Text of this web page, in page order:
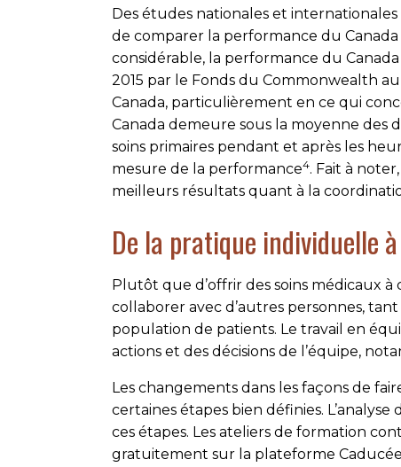
Des études nationales et
de comparer la performance du
considérable, la performance du
2015 par le Fonds du Commonwealth
Canada, parti­culièrement en ce qui
Canada demeure sous la moyenne des
soins primaires pendant et après les
mesure de la performance4. Fait à
meilleurs résultats quant à la
De la pratique individuelle
Plutôt que d’offrir des soins médicaux
collaborer avec d’autres personnes,
population de patients. Le travail en
actions et des décisions de l’équipe,
Les changements dans les façons de
certaines étapes bien définies.
ces étapes. Les ateliers de formation
gratuitement sur la plateforme